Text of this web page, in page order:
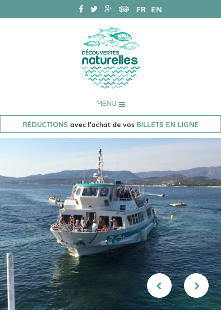
FR EN
MENU
RÉDUCTIONS avec l'achat de vos BILLETS EN LIGNE